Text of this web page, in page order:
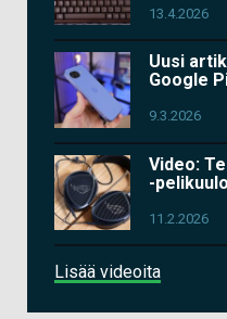
13.4.2026
Uusi
Google
9.3.2026
Video:
-
11.2.2026
Lisää videoita